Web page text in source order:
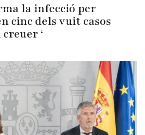
la infecció per
cinc dels vuit casos
‘